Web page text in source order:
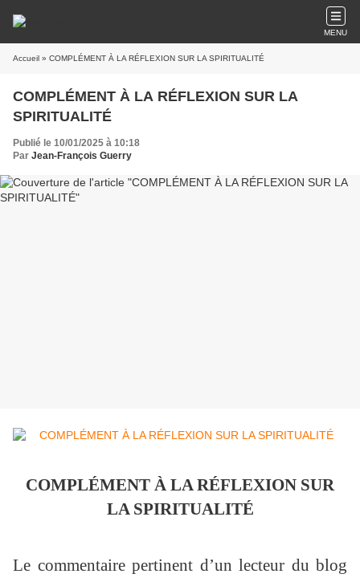
MENU
Accueil » COMPLÉMENT À LA RÉFLEXION SUR LA SPIRITUALITÉ
COMPLÉMENT À LA RÉFLEXION SUR LA
SPIRITUALITÉ
Publié le 10/01/2025 à 10:18
Par Jean-François Guerry
COMPLÉMENT À LA RÉFLEXION SUR
LA SPIRITUALITÉ
Le commentaire pertinent d’un lecteur du blog